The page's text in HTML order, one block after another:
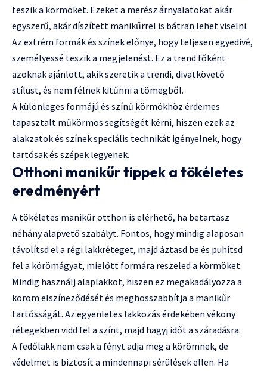
teszik a körmöket. Ezeket a merész árnyalatokat akár
egyszerű, akár díszített manikűrrel is bátran lehet viselni.
Az extrém formák és színek előnye, hogy teljesen egyedivé,
személyessé teszik a megjelenést. Ez a trend főként
azoknak ajánlott, akik szeretik a trendi, divatkövető
stílust, és nem félnek kitűnni a tömegből.
A különleges formájú és színű körmökhöz érdemes
tapasztalt műkörmös segítségét kérni, hiszen ezek az
alakzatok és színek speciális technikát igényelnek, hogy
tartósak és szépek legyenek.
Otthoni manikűr tippek a tökéletes
eredményért
A tökéletes manikűr otthon is elérhető, ha betartasz
néhány alapvető szabályt. Fontos, hogy mindig alaposan
távolítsd el a régi lakkréteget, majd áztasd be és puhítsd
fel a körömágyat, mielőtt formára reszeled a körmöket.
Mindig használj alaplakkot, hiszen ez megakadályozza a
köröm elszíneződését és meghosszabbítja a manikűr
tartósságát. Az egyenletes lakkozás érdekében vékony
rétegekben vidd fel a színt, majd hagyj időt a száradásra.
A fedőlakk nem csak a fényt adja meg a körömnek, de
védelmet is biztosít a mindennapi sérülések ellen. Ha